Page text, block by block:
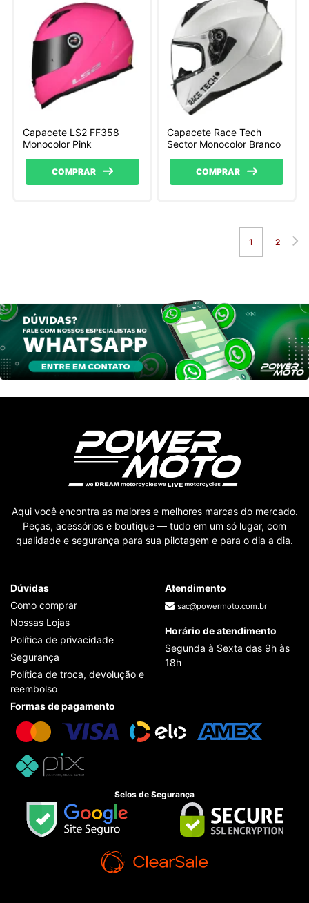
Capacete LS2 FF358
Monocolor Pink
COMPRAR
Capacete Race Tech
Sector Monocolor Branco
COMPRAR
1 2
Aqui você encontra as maiores e melhores marcas do mercado.
Peças, acessórios e boutique — tudo em um só lugar, com
qualidade e segurança para sua pilotagem e para o dia a dia.
Dúvidas
Como comprar
Nossas Lojas
Política de privacidade
Segurança
Política de troca, devolução e
reembolso
Atendimento
sac@powermoto.com.br
Horário de atendimento
Segunda à Sexta das 9h às
18h
Formas de pagamento
Selos de Segurança